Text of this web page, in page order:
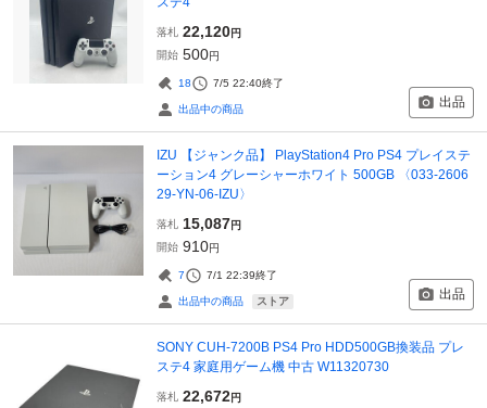
落札 22,120円
開始 500円
18 7/5 22:40終了
出品中の商品 出品
IZU 【ジャンク品】 PlayStation4 Pro PS4 プレイステ
ーション4 グレーシャーホワイト 500GB 〈033-2606
29-YN-06-IZU〉
落札 15,087円
開始 910円
7 7/1 22:39終了
出品中の商品 ストア 出品
SONY CUH-7200B PS4 Pro HDD500GB換装品 プレ
ステ4 家庭用ゲーム機 中古 W11320730
落札 22,672円